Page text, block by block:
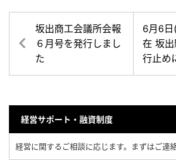
坂出商工会議所会報
６月号を発行しまし
た
6月6
在 坂
行止め
経営サポート・融資制度
経営に関するご相談に応じます。まずはご連